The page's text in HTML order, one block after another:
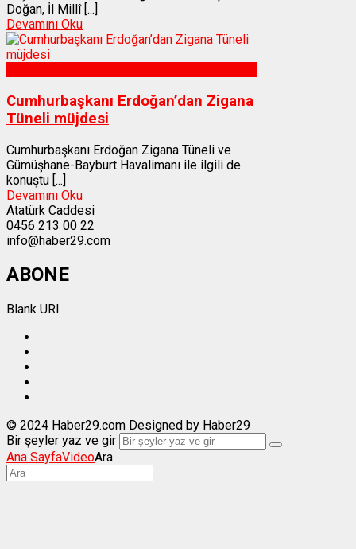
Doğan, İl Millî [...]
Devamını Oku
Cumhurbaşkanı Erdoğan’dan Zigana
Tüneli müjdesi
Cumhurbaşkanı Erdoğan Zigana Tüneli ve
Gümüşhane-Bayburt Havalimanı ile ilgili de
konuştu [...]
Devamını Oku
Atatürk Caddesi
0456 213 00 22
info@haber29.com
ABONE
Blank URI
© 2024 Haber29.com Designed by Haber29
Bir şeyler yaz ve gir
Ana SayfaVideoAra